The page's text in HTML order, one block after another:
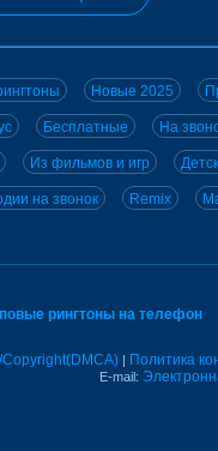
Новые 2025
Бесплатные На
Из фильмов и игр
на звонок Remix
рингтоны на телефон
| Политика
E-mail: